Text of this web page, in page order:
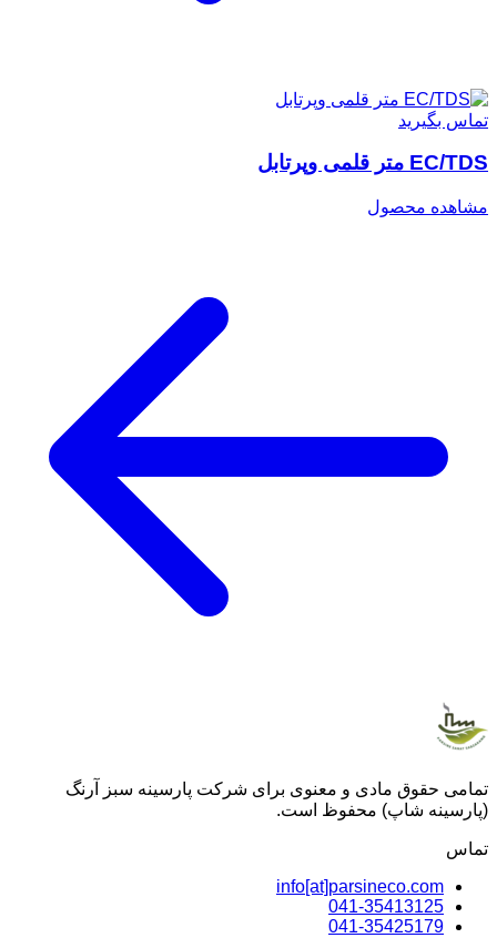
تماس بگیرید
EC/TDS متر قلمی وپرتابل
مشاهده محصول
تمامی حقوق مادی و معنوی برای شرکت پارسینه سبز آرنگ
(پارسینه شاپ) محفوظ است.
تماس
info[at]parsineco.com
041-35413125
041-35425179